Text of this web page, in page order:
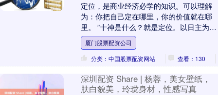
定位，是商业经济必学的知识。可以理解
为：你把自己定在哪里，你的价值就在哪
里。 ”十神是什么？就是定位。以日主为
我，看其他七个字与我是什么关系——生
我者、我生者、....
厦门股票配资公司
分类：中国股票配资网站
查看：130
深圳配资 Share | 杨蓉，美女壁纸，
肤白貌美，玲珑身材，性感写真